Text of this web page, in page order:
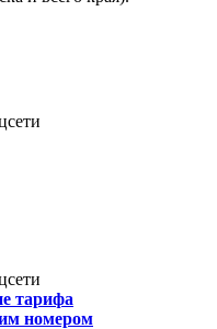
тарифа
номером